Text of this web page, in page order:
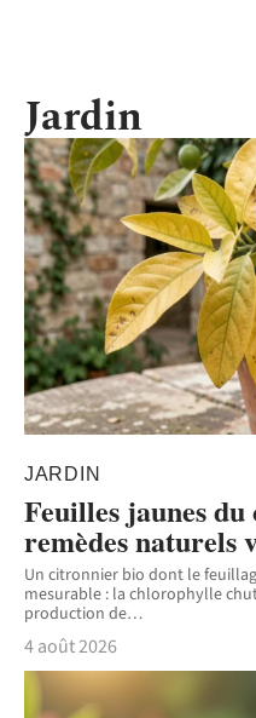
Jardin
JARDIN
Feuilles jaunes
remèdes naturels
Un citronnier bio dont le
mesurable : la chlorophylle
production de…
4 août 2026